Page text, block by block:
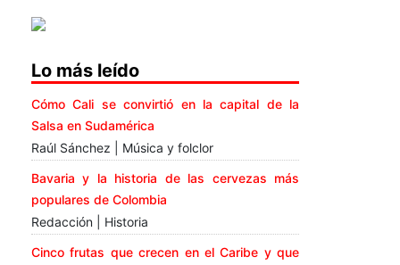
Lo más leído
Cómo Cali se convirtió en la capital de la
Salsa en Sudamérica
Raúl Sánchez | Música y folclor
Bavaria y la historia de las cervezas más
populares de Colombia
Redacción | Historia
Cinco frutas que crecen en el Caribe y que